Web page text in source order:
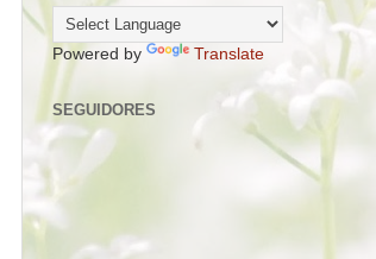
Powered by Translate
SEGUIDORES